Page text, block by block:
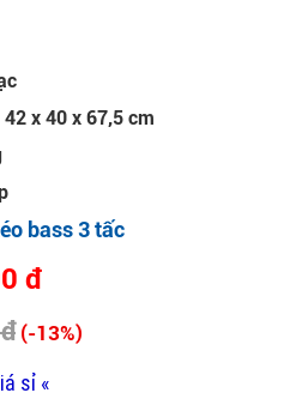
x 40 x 67,5 cm
bass 3 tấc
đ
(-13%)
sỉ «